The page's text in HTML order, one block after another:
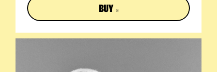
BUY ABRE EN NUEVA VENTANA